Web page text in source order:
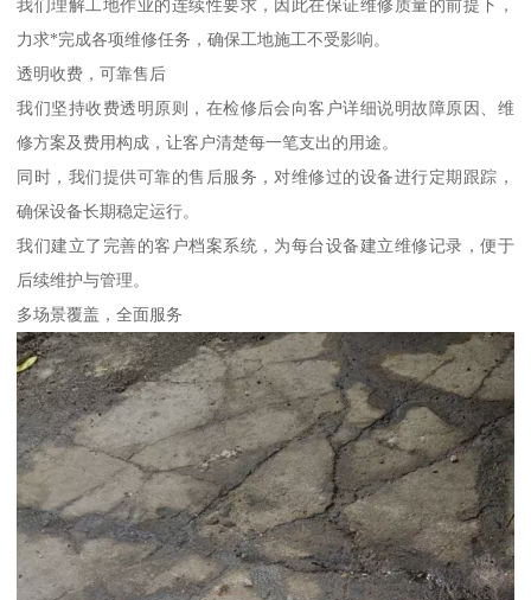
我们理解工地作业的连续性要求，因此在保证维修质量的前提下，
力求*完成各项维修任务，确保工地施工不受影响。
透明收费，可靠售后
我们坚持收费透明原则，在检修后会向客户详细说明故障原因、维
修方案及费用构成，让客户清楚每一笔支出的用途。
同时，我们提供可靠的售后服务，对维修过的设备进行定期跟踪，
确保设备长期稳定运行。
我们建立了完善的客户档案系统，为每台设备建立维修记录，便于
后续维护与管理。
多场景覆盖，全面服务